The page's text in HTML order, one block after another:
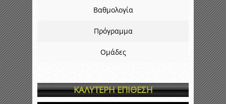
Βαθμολογία
Πρόγραμμα
Ομάδες
ΚΑΛΥΤΕΡΗ ΕΠΙΘΕΣΗ